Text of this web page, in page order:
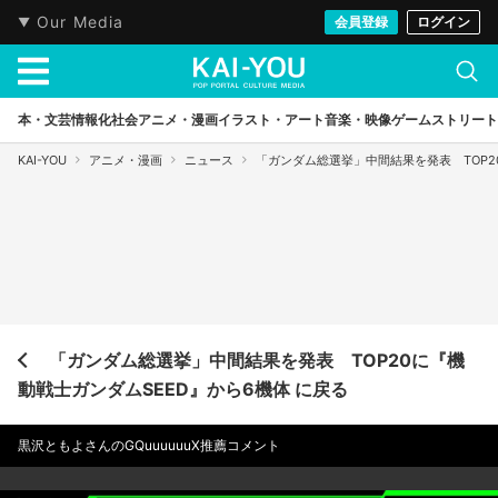
Our Media 会員登録 ログイン
本・文芸情報化社会アニメ・漫画イラスト・アート音楽・映像ゲームストリート
KAI-YOU アニメ・漫画 ニュース 「ガンダム総選挙」中間結果を発表
「ガンダム総選挙」中間結果を発表 TOP20に『機
動戦士ガンダムSEED』から6機体 に戻る
黒沢ともよさんのGQuuuuuuX推薦コメント